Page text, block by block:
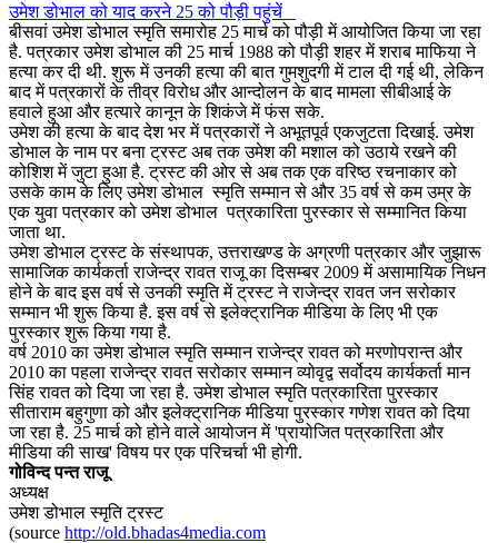
उमेश डोभाल को याद करने 25 को पौड़ी पहुंचें
बीसवां उमेश डोभाल स्मृति समारोह 25 मार्च को पौड़ी में आयोजित किया जा रहा
है. पत्रकार उमेश डोभाल की 25 मार्च 1988 को पौड़ी शहर में शराब माफिया ने
हत्या कर दी थी. शुरू में उनकी हत्या की बात गुमशुदगी में टाल दी गई थी, लेकिन
बाद में पत्रकारों के तीव्र विरोध और आन्दोलन के बाद मामला सीबीआई के
हवाले हुआ और हत्यारे कानून के शिकंजे में फंस सके.
उमेश की हत्या के बाद देश भर में पत्रकारों ने अभूतपूर्व एकजुटता दिखाई. उमेश
डोभाल के नाम पर बना ट्रस्ट अब तक उमेश की मशाल को उठाये रखने की
कोशिश में जुटा हुआ है. ट्रस्ट की ओर से अब तक एक वरिष्ठ रचनाकार को
उसके काम के लिए उमेश डोभाल स्मृति सम्मान से और 35 वर्ष से कम उम्र के
एक युवा पत्रकार को उमेश डोभाल पत्रकारिता पुरस्कार से सम्मानित किया
जाता था.
उमेश डोभाल ट्रस्ट के संस्थापक, उत्तराखण्ड के अग्रणी पत्रकार और जुझारू
सामाजिक कार्यकर्ता राजेन्द्र रावत राजू का दिसम्बर 2009 में असामायिक निधन
होने के बाद इस वर्ष से उनकी स्मृति में ट्रस्ट ने राजेन्द्र रावत जन सरोकार
सम्मान भी शुरू किया है. इस वर्ष से इलेक्ट्रानिक मीडिया के लिए भी एक
पुरस्कार शुरू किया गया है.
वर्ष 2010 का उमेश डोभाल स्मृति सम्मान राजेन्द्र रावत को मरणोपरान्त और
2010 का पहला राजेन्द्र रावत सरोकार सम्मान व्योवृद्व सर्वोदय कार्यकर्ता मान
सिंह रावत को दिया जा रहा है. उमेश डोभाल स्मृति पत्रकारिता पुरस्कार
सीताराम बहुगुणा को और इलेक्ट्रानिक मीडिया पुरस्कार गणेश रावत को दिया
जा रहा है. 25 मार्च को होने वाले आयोजन में 'प्रायोजित पत्रकारिता और
मीडिया की साख' विषय पर एक परिचर्चा भी होगी.
गोविन्द पन्त राजू
अध्यक्ष
उमेश डोभाल स्मृति ट्रस्ट
(source http://old.bhadas4media.com